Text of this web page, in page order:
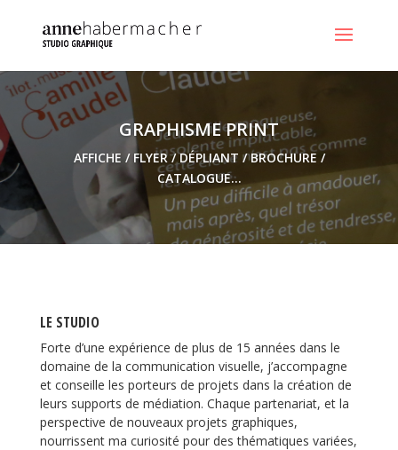
SITE INTERNET / PORTAIL
GRAPHISME PRINT
AFFICHE / FLYER / DÉPLIANT / BROCHURE /
CATALOGUE…
LE STUDIO
Forte d’une expérience de plus de 15 années dans le
domaine de la communication visuelle, j’accompagne
et conseille les porteurs de projets dans la création de
leurs supports de médiation. Chaque partenariat, et la
perspective de nouveaux projets graphiques,
nourrissent ma curiosité pour des thématiques variées,